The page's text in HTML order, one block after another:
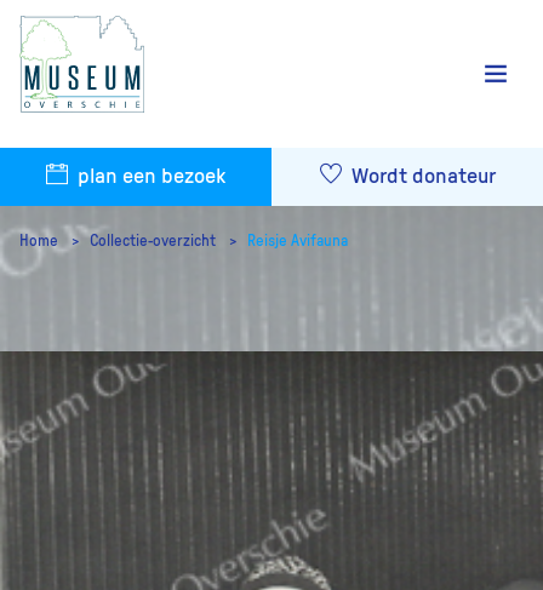
plan een bezoek Wordt donateur
Home Collectie-overzicht Reisje Avifauna